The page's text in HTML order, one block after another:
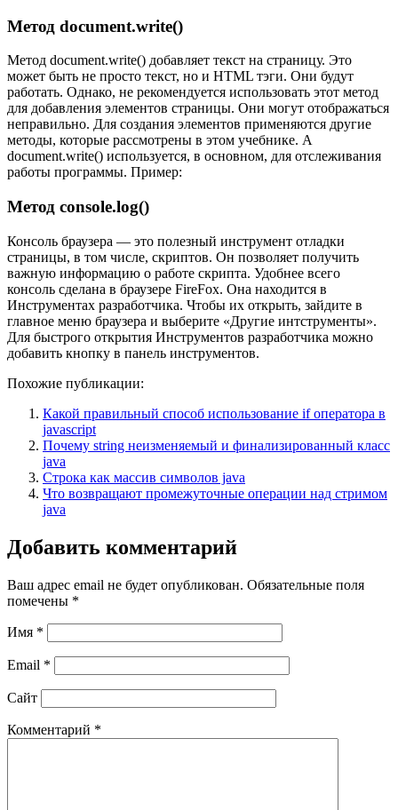
Метод document.write()
Метод document.write() добавляет текст на страницу. Это
может быть не просто текст, но и HTML тэги. Они будут
работать. Однако, не рекомендуется использовать этот метод
для добавления элементов страницы. Они могут отображаться
неправильно. Для создания элементов применяются другие
методы, которые рассмотрены в этом учебнике. А
document.write() используется, в основном, для отслеживания
работы программы. Пример:
Метод console.log()
Консоль браузера — это полезный инструмент отладки
страницы, в том числе, скриптов. Он позволяет получить
важную информацию о работе скрипта. Удобнее всего
консоль сделана в браузере FireFox. Она находится в
Инструментах разработчика. Чтобы их открыть, зайдите в
главное меню браузера и выберите «Другие интструменты».
Для быстрого открытия Инструментов разработчика можно
добавить кнопку в панель инструментов.
Похожие публикации:
Какой правильный способ использование if оператора в
javascript
Почему string неизменяемый и финализированный класс
java
Строка как массив символов java
Что возвращают промежуточные операции над стримом
java
Добавить комментарий
Ваш адрес email не будет опубликован. Обязательные поля
помечены *
Имя *
Email *
Сайт
Комментарий *